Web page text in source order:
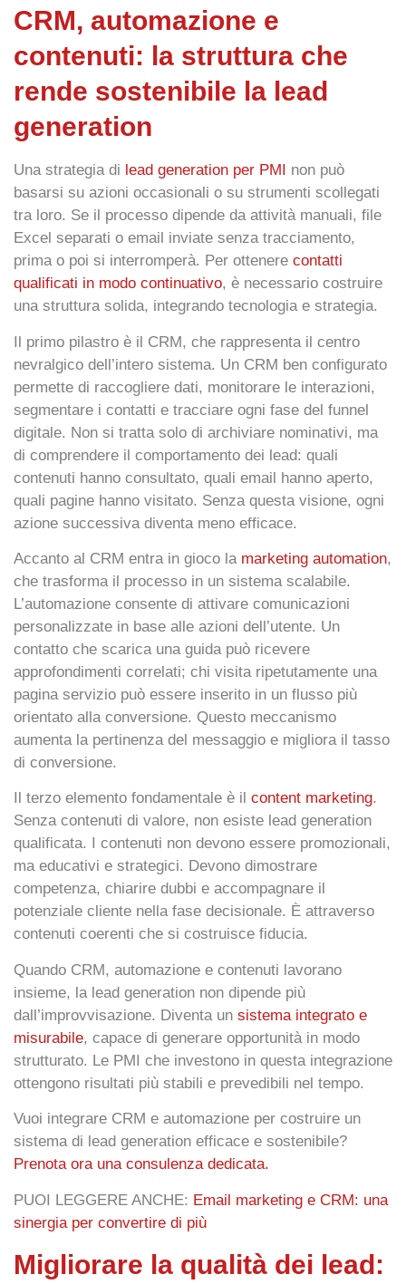
CRM, automazione e
contenuti: la struttura che
rende sostenibile la lead
generation
Una strategia di lead generation per PMI
non può
basarsi su azioni occasionali o su strumenti scollegati
tra loro. Se il processo dipende da attività manuali, file
Excel separati o email inviate senza tracciamento,
prima o poi si interromperà. Per ottenere contatti
qualificati in modo continuativo, è necessario costruire
una struttura solida, integrando tecnologia e strategia.
Il primo pilastro è il CRM, che rappresenta il centro
nevralgico dell’intero sistema. Un CRM ben configurato
permette di raccogliere dati, monitorare le interazioni,
segmentare i contatti e tracciare ogni fase del funnel
digitale. Non si tratta solo di archiviare nominativi, ma
di comprendere il comportamento dei lead: quali
contenuti hanno consultato, quali email hanno aperto,
quali pagine hanno visitato. Senza questa visione, ogni
azione successiva diventa meno efficace.
Accanto al CRM entra in gioco la marketing automation,
che trasforma il processo in un sistema scalabile.
L’automazione consente di attivare comunicazioni
personalizzate in base alle azioni dell’utente. Un
contatto che scarica una guida può ricevere
approfondimenti correlati; chi visita ripetutamente una
pagina servizio può essere inserito in un flusso più
orientato alla conversione. Questo meccanismo
aumenta la pertinenza del messaggio e migliora il tasso
di conversione.
Il terzo elemento fondamentale è il content marketing.
Senza contenuti di valore, non esiste lead generation
qualificata. I contenuti non devono essere promozionali,
ma educativi e strategici. Devono dimostrare
competenza, chiarire dubbi e accompagnare il
potenziale cliente nella fase decisionale. È attraverso
contenuti coerenti che si costruisce fiducia.
Quando CRM, automazione e contenuti lavorano
insieme, la lead generation non dipende più
dall’improvvisazione. Diventa un sistema integrato e
misurabile, capace di generare opportunità in modo
strutturato. Le PMI che investono in questa integrazione
ottengono risultati più stabili e prevedibili nel tempo.
Vuoi integrare CRM e automazione per costruire un
sistema di lead generation efficace e sostenibile?
Prenota ora una consulenza dedicata.
PUOI LEGGERE ANCHE: Email marketing e CRM: una
sinergia per convertire di più
Migliorare la qualità dei lead: